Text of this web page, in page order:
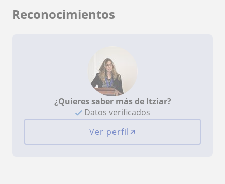
Reconocimientos
¿Quieres saber más de Itziar?
Datos verificados
Ver perfil